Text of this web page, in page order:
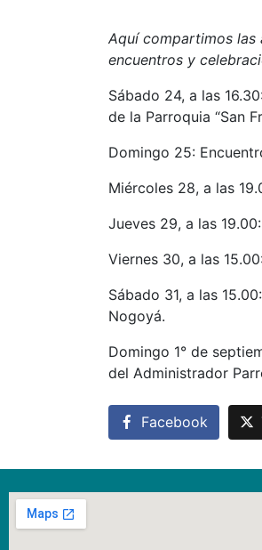
Aquí compartimos las
encuentros y
Sábado 24, a las
de la Parroquia “San
Domingo 25:
Miércoles 28, a las
Jueves 29, a las
Viernes 30, a las
Sábado 31, a las
Nogoyá.
Domingo 1° de
del Administrador
Facebook